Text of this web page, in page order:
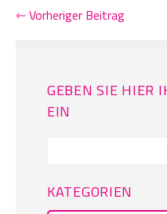
⇽ Vorheriger Beitrag
GEBEN SIE HIER
EIN
KATEGORIEN